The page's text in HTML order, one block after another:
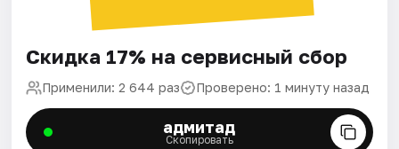
Скидка 17% на сервисный сбор
Применили: 2 644 раз Проверено: 1 минуту назад
адмитад
Скопировать